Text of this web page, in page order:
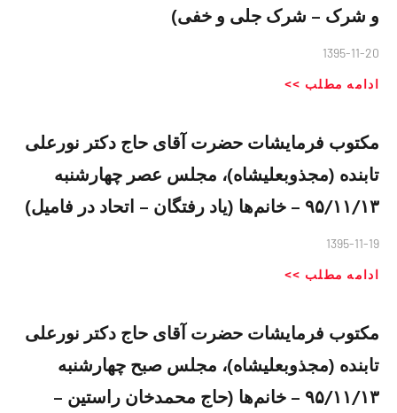
و شرک – شرک جلی و خفی)
1395-11-20
ادامه مطلب >>
مکتوب فرمایشات حضرت آقای حاج دکتر نورعلی
تابنده (مجذوبعلیشاه)، مجلس عصر چهارشنبه
۹۵/۱۱/۱٣ – خانم‌ها (یاد رفتگان – اتحاد در فامیل)
1395-11-19
ادامه مطلب >>
مکتوب فرمایشات حضرت آقای حاج دکتر نورعلی
تابنده (مجذوبعلیشاه)، مجلس صبح چهارشنبه
۹۵/۱۱/۱٣ – خانم‌ها (حاج محمدخان راستین –